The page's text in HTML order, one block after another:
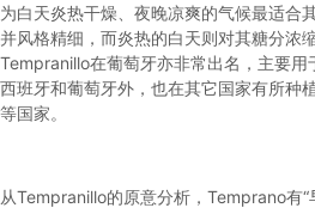
为白天炎热干燥、夜晚凉爽的气候最适合
并风格精细，而炎热的白天则对其糖分浓
Tempranillo在葡萄牙亦非常出名，主要用
西班牙和葡萄牙外，也在其它国家有所种
等国家。
从Tempranillo的原意分析，Temprano有“